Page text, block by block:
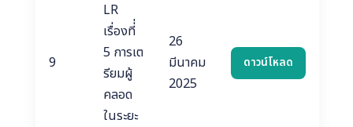
9
LR
เรื่องที่่
5 การเต
รียมผู้
คลอด
ในระยะ
26
มีนาคม
2025
ดาวน์โหลด